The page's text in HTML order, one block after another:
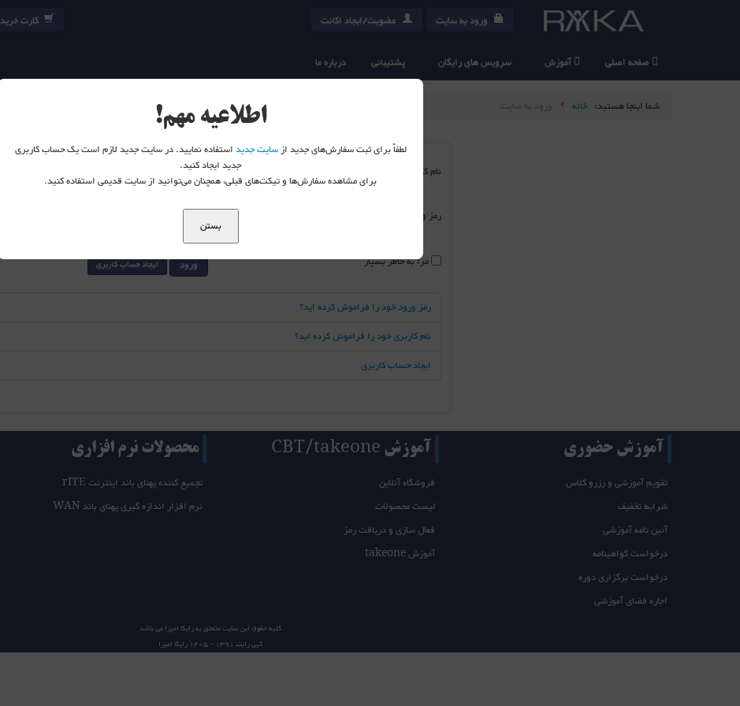
ورود به سایت عضویت/ایجاد اکانت کارت خرید
صفحه اصلی آموزش سرویس های رایگان پشتیبانی درباره ما
شما اینجا هستید: خانه ورود به سایت
نام کاربری
رمز ورود
مرا به خاطر بسپار ورود ایجاد حساب کاربری
رمز ورود خود را فراموش کرده اید؟
نام کاربری خود را فراموش کرده اید؟
ایجاد حساب کاربری
آموزش حضوری
تقویم آموزشی و رزرو کلاس
شرایط تخفیف
آئین نامه آموزشی
درخواست گواهینامه
درخواست برگزاری دوره
اجاره فضای آموزشی
آموزش CBT/takeone
فروشگاه آنلاین
لیست محصولات
فعال سازی و دریافت رمز
آموزش takeone
محصولات نرم افزاری
تجمیع کننده پهنای باند اینترنت rITE
نرم افزار اندازه گیری پهنای باند WAN
کلیه حقوق این سایت متعلق بهرایکا امپرامی باشد
کپی رایت 1391 - 1405
رایکا امپرا
اطلاعیه مهم!
لطفاً برای ثبت سفارش‌های جدید ازسایت جدیداستفاده نمایید. در سایت جدید لازم است یک حساب کاربری
جدید ایجاد کنید.
برای مشاهده سفارش‌ها و تیکت‌های قبلی، همچنان می‌توانید از سایت قدیمی استفاده کنید.
بستن